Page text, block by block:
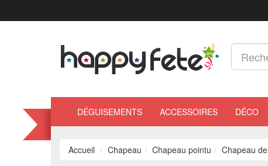
DÉGUISEMENTS ACCESSOIRES DÉCO
Accueil Chapeau Chapeau pointu Chapeau